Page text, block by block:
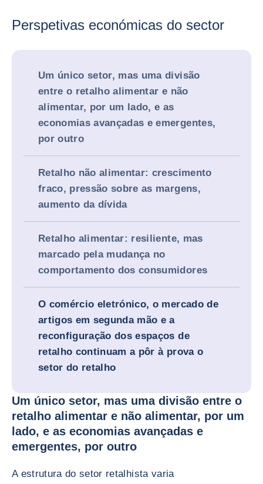
Perspetivas económicas do sector
Um único setor, mas uma divisão
entre o retalho alimentar e não
alimentar, por um lado, e as
economias avançadas e emergentes,
por outro
Retalho não alimentar: crescimento
fraco, pressão sobre as margens,
aumento da dívida
Retalho alimentar: resiliente, mas
marcado pela mudança no
comportamento dos consumidores
O comércio eletrónico, o mercado de
artigos em segunda mão e a
reconfiguração dos espaços de
retalho continuam a pôr à prova o
setor do retalho
Um único setor, mas uma divisão entre o
retalho alimentar e não alimentar, por um
lado, e as economias avançadas e
emergentes, por outro
A estrutura do setor retalhista varia